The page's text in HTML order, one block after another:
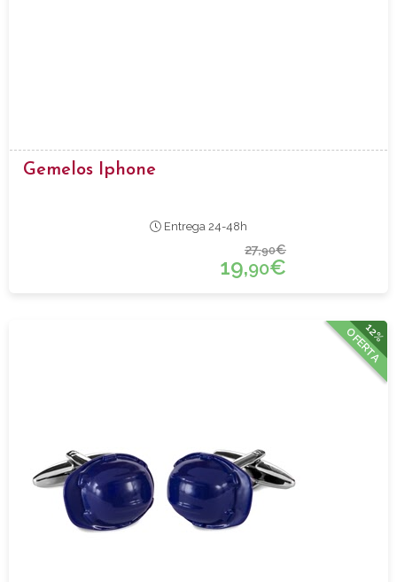
Gemelos Iphone
Entrega 24-48h
27,90€
19,90€
12%
OFERTA